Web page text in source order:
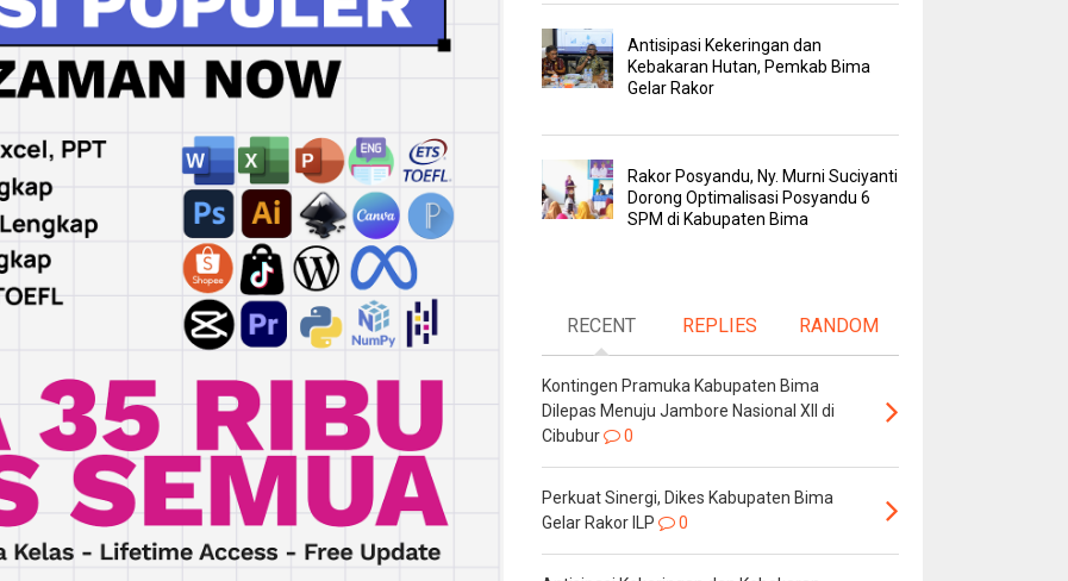
Antisipasi Kekeringan dan
Kebakaran Hutan, Pemkab Bima
Gelar Rakor
Rakor Posyandu, Ny. Murni Suciyanti
Dorong Optimalisasi Posyandu 6
SPM di Kabupaten Bima
RECENT REPLIES RANDOM
Kontingen Pramuka Kabupaten Bima
Dilepas Menuju Jambore Nasional XII di
Cibubur
0
Perkuat Sinergi, Dikes Kabupaten Bima
Gelar Rakor ILP
0